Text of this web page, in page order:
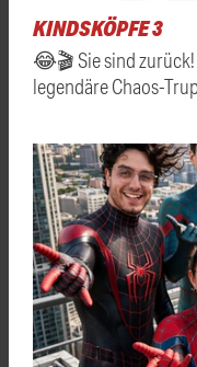
KINDSKÖPFE 3
😂🎬 Sie sind
legendäre Chaos-